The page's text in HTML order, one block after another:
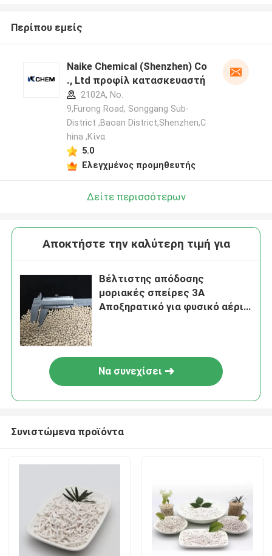
Περίπου εμείς
Naike Chemical (Shenzhen) Co
., Ltd προφίλ κατασκευαστή
2102A, No.
9,Furong Road, Songgang Sub-
District ,Baoan District,Shenzhen,C
hina ,Κίνα
5.0
Ελεγχμένος προμηθευτής
Δείτε περισσότερων
Αποκτήστε την καλύτερη τιμή για
Βέλτιστης απόδοσης
μοριακές σπείρες 3A
Αποξηρατικό για φυσικό αέριο
Να συνεχίσει
Συνιστώμενα προϊόντα